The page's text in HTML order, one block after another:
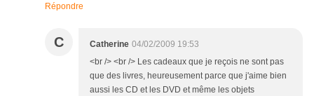
Répondre
C Catherine 04/02/2009 19:53
<br /> <br /> Les cadeaux que je reçois ne sont pas
que des livres, heureusement parce que j'aime bien
aussi les CD et les DVD et même les objets